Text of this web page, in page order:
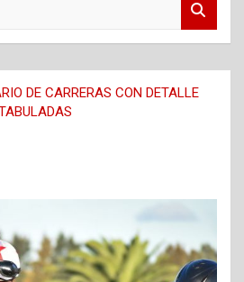
DE CARRERAS CON DETALLE